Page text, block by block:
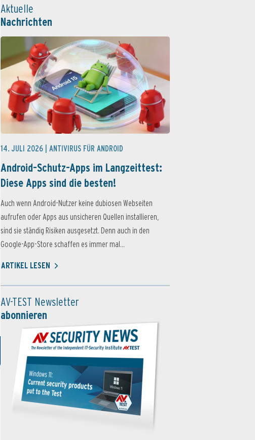
Aktuelle
Nachrichten
14. JULI 2026 | ANTIVIRUS FÜR ANDROID
Android-Schutz-Apps im Langzeittest:
Diese Apps sind die besten!
Auch wenn Android-Nutzer keine dubiosen Webseiten
aufrufen oder Apps aus unsicheren Quellen installieren,
sind sie ständig Risiken ausgesetzt. Denn auch in den
Google-App-Store schaffen es immer mal...
ARTIKEL LESEN
AV-TEST Newsletter
abonnieren